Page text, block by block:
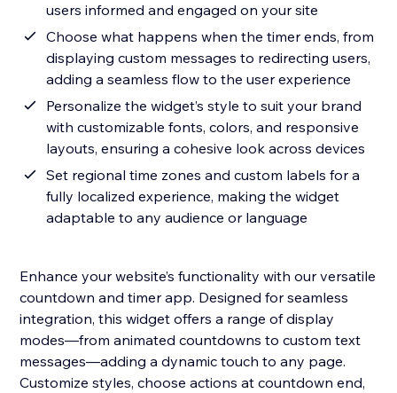
users informed and engaged on your site
Choose what happens when the timer ends, from
displaying custom messages to redirecting users,
adding a seamless flow to the user experience
Personalize the widget’s style to suit your brand
with customizable fonts, colors, and responsive
layouts, ensuring a cohesive look across devices
Set regional time zones and custom labels for a
fully localized experience, making the widget
adaptable to any audience or language
Enhance your website’s functionality with our versatile
countdown and timer app. Designed for seamless
integration, this widget offers a range of display
modes—from animated countdowns to custom text
messages—adding a dynamic touch to any page.
Customize styles, choose actions at countdown end,